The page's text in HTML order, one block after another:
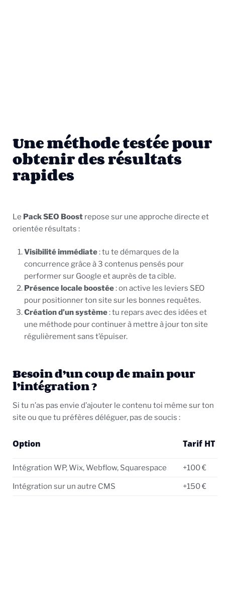
Une méthode testée pour
obtenir des résultats
rapides
Le Pack SEO Boost repose sur une approche directe et
orientée résultats :
Visibilité immédiate: tu te démarques de la
concurrence grâce à 3 contenus pensés pour
performer sur Google et auprès de ta cible.
Présence locale boostée: on active les leviers SEO
pour positionner ton site sur les bonnes requêtes.
Création d’un système: tu repars avec des idées et
une méthode pour continuer à mettre à jour ton site
régulièrement sans t’épuiser.
Besoin d’un coup de main pour
l’intégration ?
Si tu n’as pas envie d’ajouter le contenu toi même sur ton
site ou que tu préfères déléguer, pas de soucis :
Option Tarif HT
Intégration WP, Wix, Webflow, Squarespace +100 €
Intégration sur un autre CMS +150 €